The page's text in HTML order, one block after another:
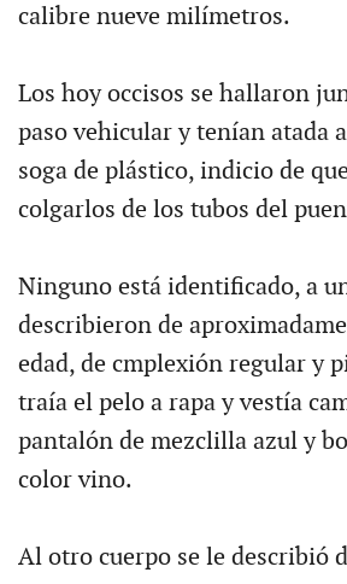
calibre nueve milímetros.
Los hoy occisos se hallaron
paso vehicular y tenían atada
soga de plástico, indicio de
colgarlos de los tubos del
Ninguno está identificado, a
describieron de
edad, de cmplexión regular y
traía el pelo a rapa y vestía
pantalón de mezclilla azul y
color vino.
Al otro cuerpo se le describió